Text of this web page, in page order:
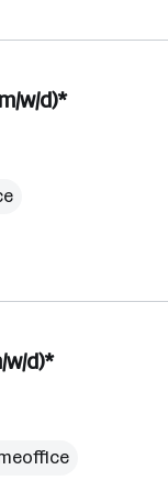
w/d)*
d)*